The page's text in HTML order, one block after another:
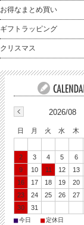
お得なまとめ買い
ギフトラッピング
クリスマス
2026/08
日 月 火 水 木
2
3 4 5 6
9
10 11 12 13
16
17 18 19 20
23
24 25 26 27
30
31
■今日 ■定休日